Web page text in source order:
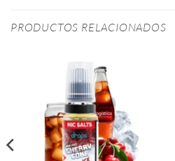
PRODUCTOS RELACIONADOS